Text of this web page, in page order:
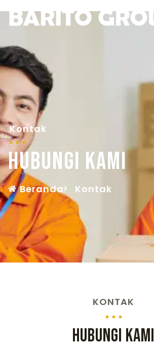
Kontak
Hubungi kami
Beranda Kontak
KONTAK
HUBUNGI KAMI